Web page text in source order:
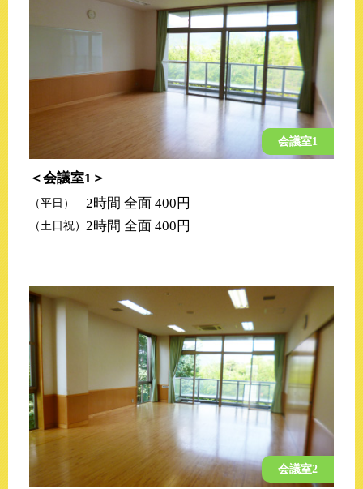
会議室1
会議室1
（平日） 2時間 全面 400円
（土日祝） 2時間 全面 400円
会議室2